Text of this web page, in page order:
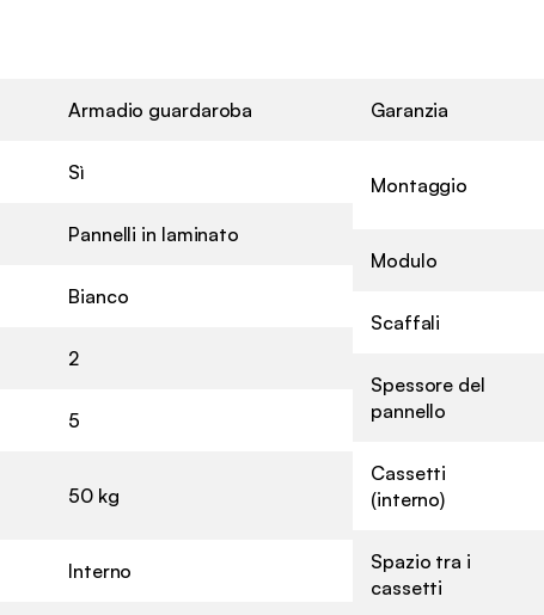
Armadio guardaroba
Sì
Pannelli in laminato
Bianco
2
5
50 kg
Interno
Garanzia
Montaggio
Modulo
Scaffali
Spessore del
pannello
Cassetti
(interno)
Spazio tra i
cassetti